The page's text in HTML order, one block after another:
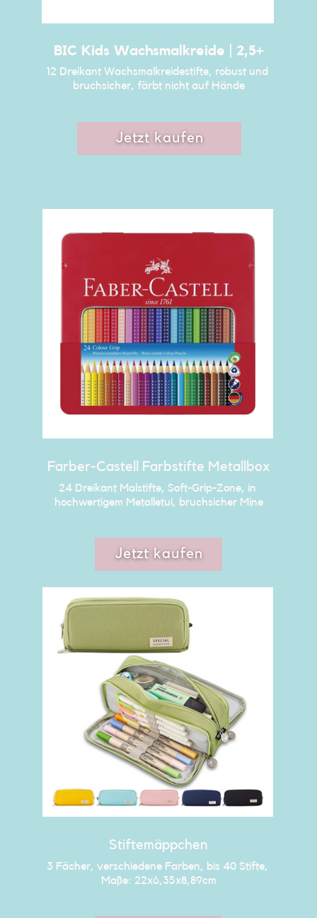
BIC Kids Wachsmalkreide | 2,5+
12 Dreikant Wachsmalkreidestifte, robust und ​
bruchsicher, färbt nicht auf Hände
Jetzt kaufen
Farber-Castell Farbstifte Metallbox
24 Dreikant Malstifte, Soft-Grip-Zone, in ​
hochwertigem Metalletui, bruchsicher Mine
Jetzt kaufen
Stiftemäppchen
3 Fächer, verschiedene Farben, bis 40 Stifte, ​
Maße: 22x6,35x8,89cm